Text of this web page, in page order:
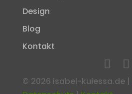
Design
Blog
Kontakt
© 2026 isabel-kulessa.de |